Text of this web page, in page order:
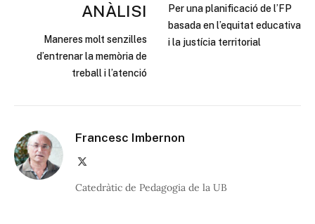
ANÀLISI
Maneres molt senzilles
d’entrenar la memòria de
treball i l’atenció
Per una planificació de l’FP
basada en l’equitat educativa
i la justícia territorial​
Francesc Imbernon
Catedràtic de Pedagogia de la UB